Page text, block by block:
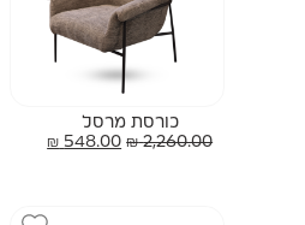
כורסת מרסל
2,260.00
₪
548.00
₪